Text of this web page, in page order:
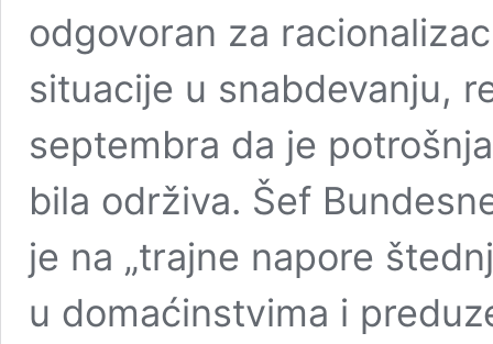
odgovoran za
situacije u snabdevanju,
septembra da je
bila održiva. Šef
je na „trajne napore
u domaćinstvima i